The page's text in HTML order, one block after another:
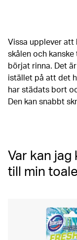
Vissa upplever att
skålen och
börjat rinna. Det
istället på att det
har städats bort
Den kan snabbt
Var kan
till min